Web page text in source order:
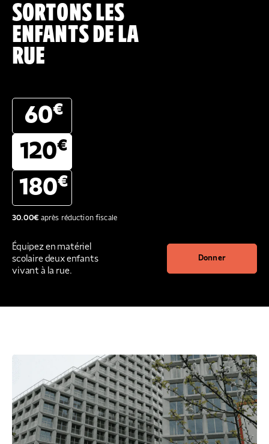
SORTONS LES
ENFANTS DE LA
RUE
60€
120€
180€
30.00€après réduction fiscale
Équipez en matériel
scolaire deux enfants
vivant à la rue.
Donner